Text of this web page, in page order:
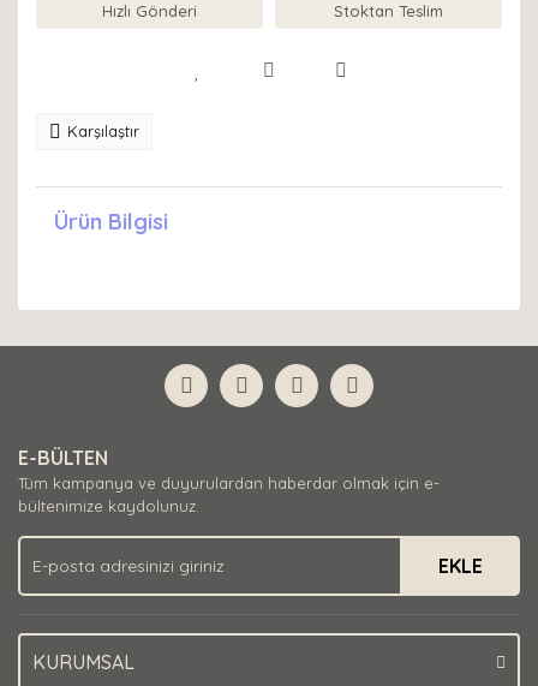
Hızlı Gönderi Stoktan Teslim
Karşılaştır
Ürün Bilgisi
E-BÜLTEN
Tüm kampanya ve duyurulardan haberdar olmak için e-
bültenimize kaydolunuz.
EKLE
KURUMSAL